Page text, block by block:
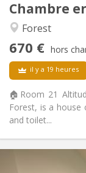
Chambre
Forest
670 € hors
il y a 19 heures
🏠Room 21
Forest, is a
and toilet...